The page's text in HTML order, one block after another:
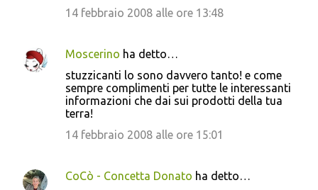
14 febbraio 2008 alle ore 13:48
Moscerino ha detto…
stuzzicanti lo sono davvero tanto! e come
sempre complimenti per tutte le interessanti
informazioni che dai sui prodotti della tua
terra!
14 febbraio 2008 alle ore 15:01
CoCò - Concetta Donato ha detto…